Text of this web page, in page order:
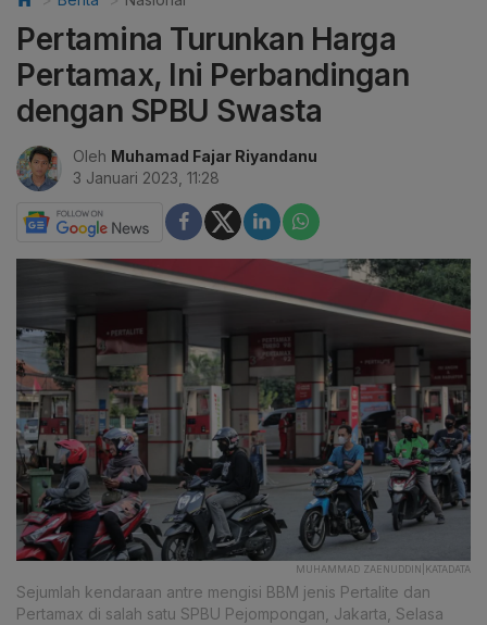
Pertamina Turunkan Harga
Pertamax, Ini Perbandingan
dengan SPBU Swasta
Oleh Muhamad Fajar Riyandanu
3 Januari 2023, 11:28
MUHAMMAD ZAENUDDIN|KATADATA
Sejumlah kendaraan antre mengisi BBM jenis Pertalite dan
Pertamax di salah satu SPBU Pejompongan, Jakarta, Selasa